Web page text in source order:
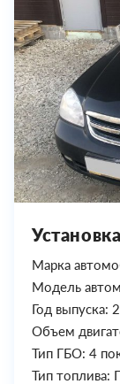
Марка
Модель
Год выпуска:
Объем
Тип ГБО: 4
Тип топлива: